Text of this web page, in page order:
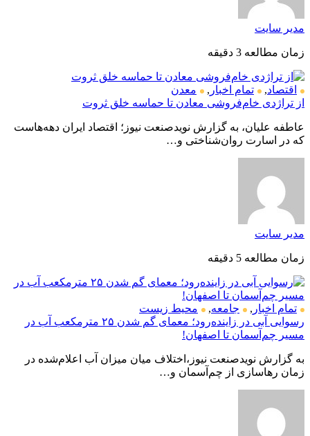
مدیر سایت
زمان مطالعه 3 دقیقه
اقتصاد, تمام اخبار ,
معدن
از تراژدی خام‌فروشی معادن تا حماسه خلق ثروت
عاطفه علیان، به گزارش نویدصنعت نیوز؛ اقتصاد ایران دهه‌هاست
که در اسارت روان‌شناختی و…
مدیر سایت
زمان مطالعه 5 دقیقه
تمام اخبار , جامعه,
محیط زیست
رسوایی آبی در زاینده‌رود؛ معمای گم شدن ۲۵ مترمکعب آب در
مسیر چم‌آسمان تا اصفهان!
به گزارش نویدصنعت نیوز،اختلاف میان میزان آب اعلام‌شده در
زمان رهاسازی از چم‌آسمان و…